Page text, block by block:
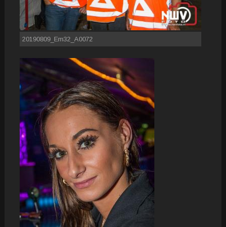
20190809_Em32_A0072